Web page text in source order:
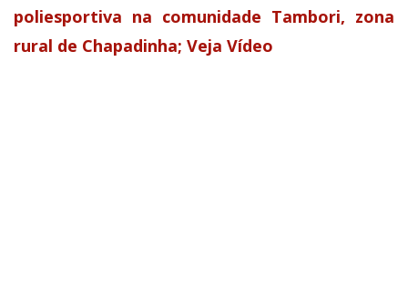
poliesportiva na comunidade Tambori, zona
rural de Chapadinha; Veja Vídeo